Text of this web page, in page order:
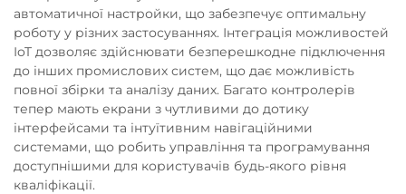
автоматичної настройки, що забезпечує оптимальну
роботу у різних застосуваннях. Інтеграція можливостей
IoT дозволяє здійснювати безперешкодне підключення
до інших промислових систем, що дає можливість
повної збірки та аналізу даних. Багато контролерів
тепер мають екрани з чутливими до дотику
інтерфейсами та інтуїтивним навігаційними
системами, що робить управління та програмування
доступнішими для користувачів будь-якого рівня
кваліфікації.